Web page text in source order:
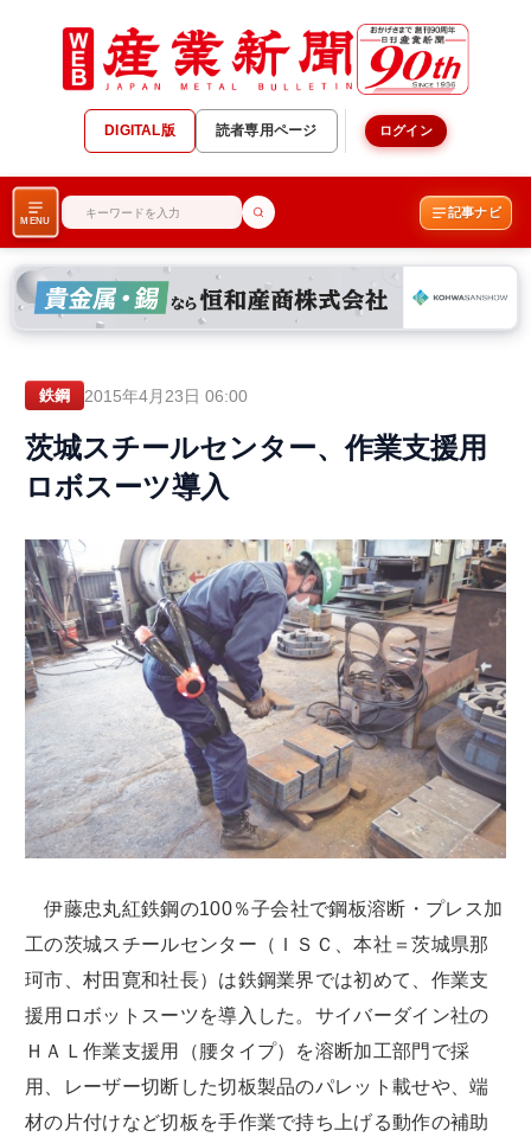
DIGITAL版 読者専用ページ ログイン
MENU
記事ナビ
鉄鋼 2015年4月23日 06:00
茨城スチールセンター、作業支援用
ロボスーツ導入
伊藤忠丸紅鉄鋼の100％子会社で鋼板溶断・プレス加
工の茨城スチールセンター（ＩＳＣ、本社＝茨城県那
珂市、村田寛和社長）は鉄鋼業界では初めて、作業支
援用ロボットスーツを導入した。サイバーダイン社の
ＨＡＬ作業支援用（腰タイプ）を溶断加工部門で採
用、レーザー切断した切板製品のパレット載せや、端
材の片付けなど切板を手作業で持ち上げる動作の補助